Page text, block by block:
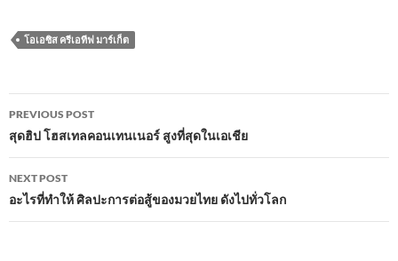
e
b
o
o
k
itt
er
ail
A
p
โอเอซิส ครีเอทีฟ มาร์เก็ต
Post
navigation
PREVIOUS POST
สุดฮิป โฮสเทลคอนเทนเนอร์ สูงที่สุดในเอเชีย
NEXT POST
อะไรที่ทำให้ ศิลปะการต่อสู้ของมวยไทย ดังไปทั่วโลก